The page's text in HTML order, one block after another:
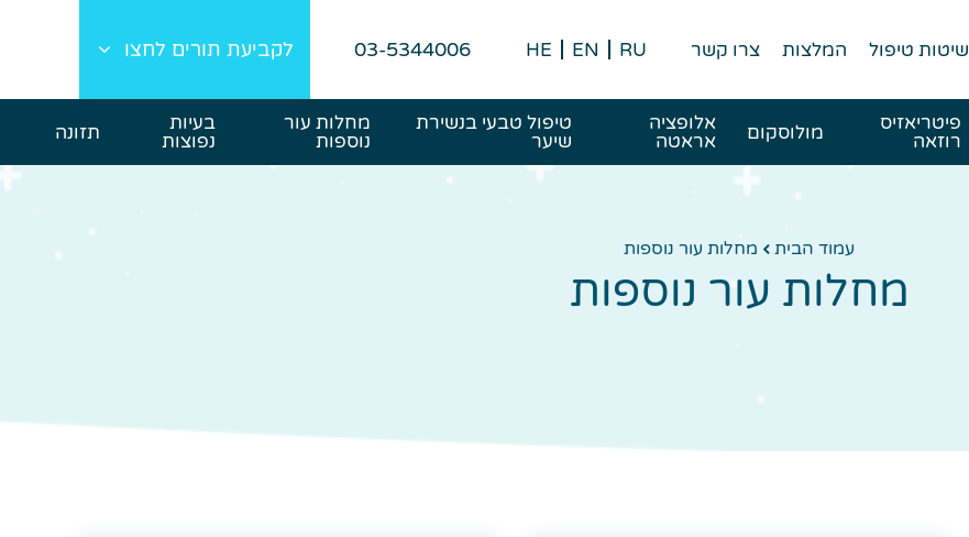
שיטות טיפול המלצות צרו קשר HE EN RU
03-5344006 לקביעת תורים לחצו
פיטריאזיס
רוזאה
מולוסקום
אלופציה
אראטה
טיפול טבעי בנשירת
שיער
מחלות עור
נוספות
בעיות
נפוצות
תזונה
עמוד הבית מחלות עור נוספות
מחלות עור נוספות